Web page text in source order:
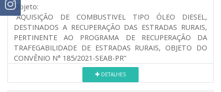
Objeto:
“AQUISIÇÃO DE COMBUSTIVEL TIPO ÓLEO DIESEL,
DESTINADOS A RECUPERAÇÃO DAS ESTRADAS RURAIS,
PERTINENTE AO PROGRAMA DE RECUPERAÇÃO DA
TRAFEGABILIDADE DE ESTRADAS RURAIS, OBJETO DO
CONVÊNIO N° 185/2021-SEAB-PR”
DETALHES